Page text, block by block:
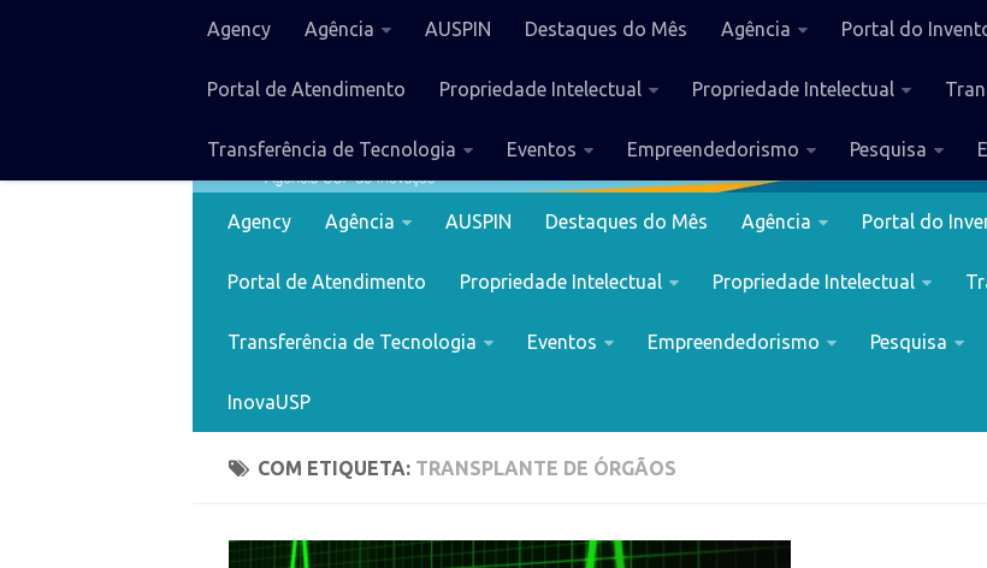
Agency Agência AUSPIN Destaques do Mês Agência Portal do
Portal de Atendimento Propriedade Intelectual Propriedade Intelectual
Transferência de Tecnologia Eventos Empreendedorismo Pesquisa
Agency Agência AUSPIN Destaques do Mês Agência Portal do
Portal de Atendimento Propriedade Intelectual Propriedade Intelectual
Transferência de Tecnologia Eventos Empreendedorismo Pesquisa
InovaUSP
COM ETIQUETA: TRANSPLANTE DE ÓRGÃOS